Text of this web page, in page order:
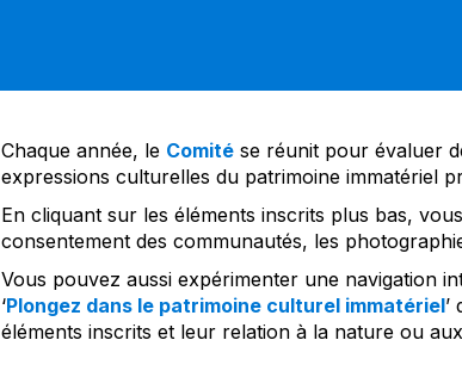
Chaque année, le Comitése réunit pour évaluer
expressions culturelles du patrimoine immatériel
En cliquant sur les éléments inscrits plus bas,
consentement des communautés, les
Vous pouvez aussi expérimenter une navigation
‘Plongez dans le patrimoine culturel immatériel’
éléments inscrits et leur relation à la nature ou